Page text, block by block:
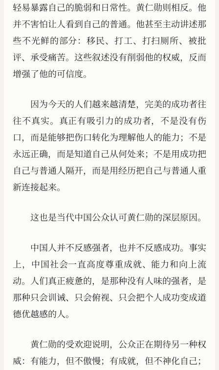
轻易暴露自己的脆弱和日常性。黄仁勋则相反。他
并不害怕让人看到自己的普通。他甚至主动讲述那
些不光鲜的部分：移民、打工、打扫厕所、被批
评、承受痛苦。这些叙述没有削弱他的权威，反而
增强了他的可信度。
因为今天的人们越来越清楚，完美的成功者往
往不真实。真正有吸引力的成功者，不是没有伤
口，而是能够把伤口转化为理解他人的能力；不是
永远正确，而是知道自己从何处来；不是用成功把
自己与普通人隔开，而是用经历把自己与普通人重
新连接起来。
这也是当代中国公众认可黄仁勋的深层原因。
中国人并不反感强者，也并不反感成功。事实
上，中国社会一直高度尊重成就、能力和向上流
动。人们真正疲惫的，是那种没有人味的强者，是
那种只会训诫、只会俯视、只会把个人成功变成道
德优越感的人。
黄仁勋的受欢迎说明，公众正在期待另一种权
威：有能力，但不傲慢；有成就，但不神化自己；